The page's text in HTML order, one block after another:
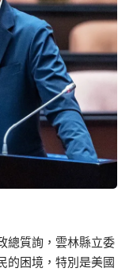
總質詢，雲林縣立委
的困境，特別是美國